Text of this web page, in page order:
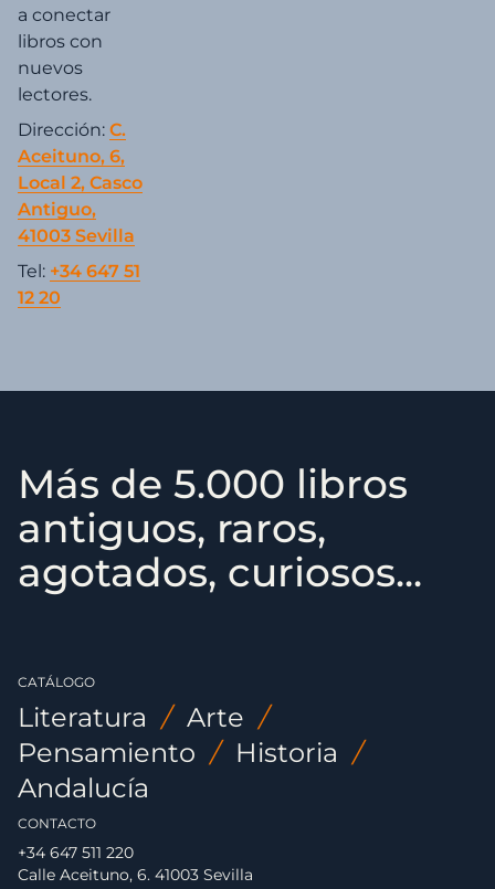
a conectar
libros con
nuevos
lectores.
Dirección: C.
Aceituno, 6,
Local 2, Casco
Antiguo,
41003 Sevilla
Tel: +34 647 51
12 20
Más de 5.000 libros
antiguos, raros,
agotados, curiosos...
CATÁLOGO
Literatura / Arte /
Pensamiento / Historia /
Andalucía
CONTACTO
+34 647 511 220
Calle Aceituno, 6. 41003 Sevilla